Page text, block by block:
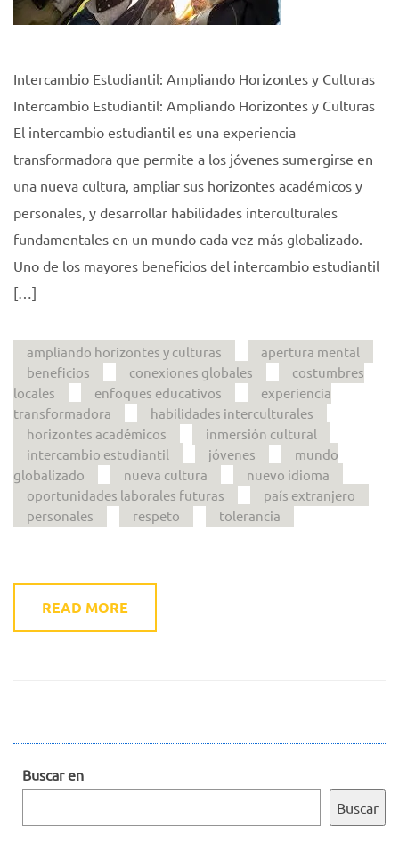
Intercambio Estudiantil: Ampliando Horizontes y Culturas
Intercambio Estudiantil: Ampliando Horizontes y Culturas
El intercambio estudiantil es una experiencia
transformadora que permite a los jóvenes sumergirse en
una nueva cultura, ampliar sus horizontes académicos y
personales, y desarrollar habilidades interculturales
fundamentales en un mundo cada vez más globalizado.
Uno de los mayores beneficios del intercambio estudiantil
[…]
ampliando horizontes y culturas
apertura mental
beneficios
conexiones globales
costumbres
locales
enfoques educativos
experiencia
transformadora
habilidades interculturales
horizontes académicos
inmersión cultural
intercambio estudiantil
jóvenes
mundo
globalizado
nueva cultura
nuevo idioma
oportunidades laborales futuras
país extranjero
personales
respeto tolerancia
READ MORE
Buscar en
Buscar